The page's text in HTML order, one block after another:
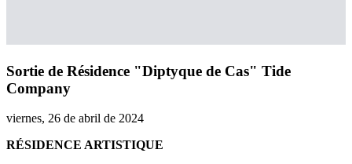
Sortie de Résidence "Diptyque de Cas" Tide
Company
viernes, 26 de abril de 2024
RÉSIDENCE ARTISTIQUE